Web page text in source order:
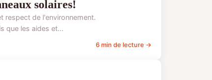
solaires!
respect de l'environnement.
que les aides et...
6 min de lecture →